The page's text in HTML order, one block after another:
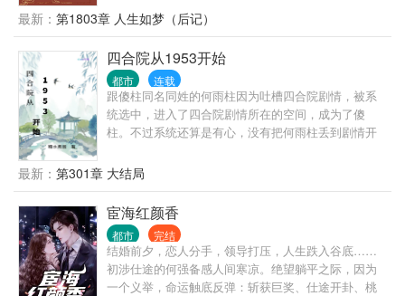
最新： 第1803章 人生如梦（后记）
四合院从1953开始
都市 连载
跟傻柱同名同姓的何雨柱因为吐槽四合院剧情，被系
统选中，进入了四合院剧情所在的空间，成为了傻
柱。不过系统还算是有心，没有把何雨柱丢到剧情开
前。 既然来了，既然有系统，我这个何雨柱这辈子不
再被忽悠，不再当舔狗。活出自己，活出潇洒。
最新： 第301章 大结局
宦海红颜香
都市 完结
结婚前夕，恋人分手，领导打压，人生跌入谷底……
初涉仕途的何强备感人间寒凉。绝望躺平之际，因为
一个义举，命运触底反弹：斩获巨奖、仕途开卦、桃